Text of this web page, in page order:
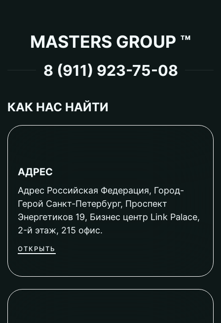
MASTERS GROUP ™
8 (911) 923-75-08
КАК НАС НАЙТИ
АДРЕС
Адрес Российская Федерация, Город-
Герой Санкт-Петербург, Проспект
Энергетиков 19, Бизнес центр Link Palace,
2-й этаж, 215 офис.
ОТКРЫТЬ